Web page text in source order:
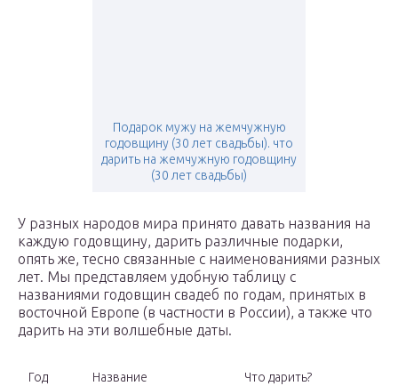
Подарок мужу на жемчужную
годовщину (30 лет свадьбы). что
дарить на жемчужную годовщину
(30 лет свадьбы)
У разных народов мира принято давать названия на
каждую годовщину, дарить различные подарки,
опять же, тесно связанные с наименованиями разных
лет. Мы представляем удобную таблицу с
названиями годовщин свадеб по годам, принятых в
восточной Европе (в частности в России), а также что
дарить на эти волшебные даты.
Год Название Что дарить?